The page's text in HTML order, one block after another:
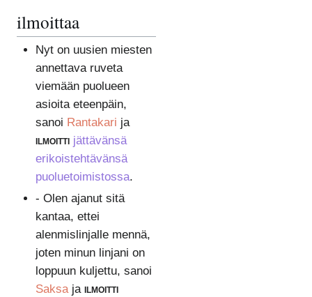
ilmoittaa
Nyt on uusien miesten
annettava ruveta
viemään puolueen
asioita eteenpäin,
sanoi Rantakari ja
ilmoitti jättävänsä
erikoistehtävänsä
puoluetoimistossa.
- Olen ajanut sitä
kantaa, ettei
alenmislinjalle mennä,
joten minun linjani on
loppuun kuljettu, sanoi
Saksaja ilmoitti